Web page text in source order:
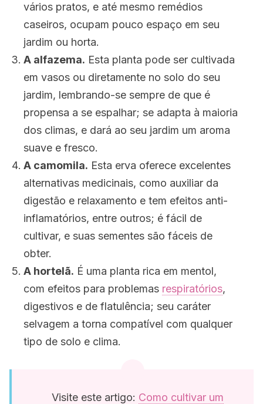
vários pratos, e até mesmo remédios
caseiros, ocupam pouco espaço em seu
jardim ou horta.
A alfazema. Esta planta pode ser cultivada
em vasos ou diretamente no solo do seu
jardim, lembrando-se sempre de que é
propensa a se espalhar; se adapta à maioria
dos climas, e dará ao seu jardim um aroma
suave e fresco.
A camomila. Esta erva oferece excelentes
alternativas medicinais, como auxiliar da
digestão e relaxamento e tem efeitos anti-
inflamatórios, entre outros; é fácil de
cultivar, e suas sementes são fáceis de
obter.
A hortelã. É uma planta rica em mentol,
com efeitos para problemas respiratórios,
digestivos e de flatulência; seu caráter
selvagem a torna compatível com qualquer
tipo de solo e clima.
Visite este artigo: Como cultivar um